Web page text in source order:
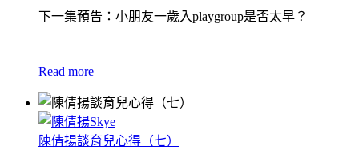
下一集預告：小朋友一歲入playgroup是否太早？
Read more
陳倩揚談育兒心得（七）